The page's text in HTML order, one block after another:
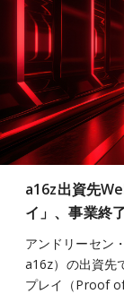
a16z出資先
イ」、事業終
アンドリーセン
a16z）の出資先
プレイ（Proof